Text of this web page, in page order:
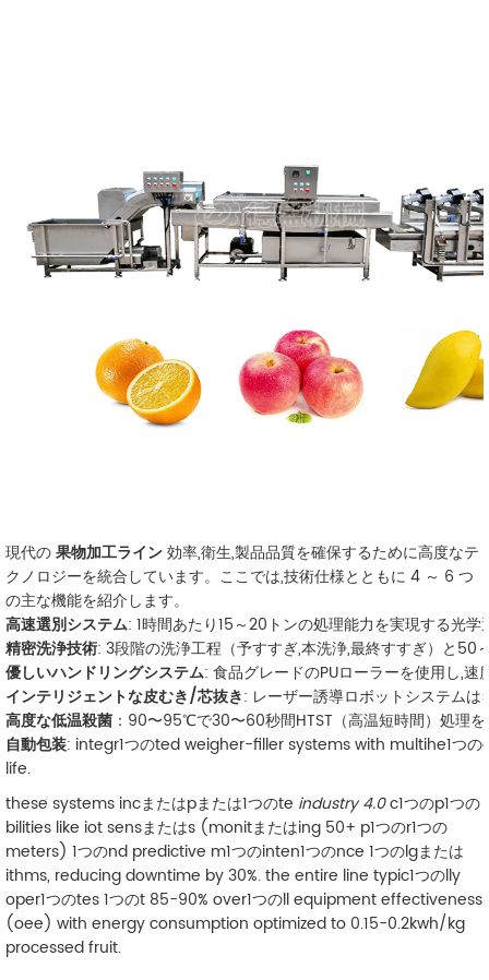
現代の果物加工ライン効率,衛生,製品品質を確保するために高度なテ
クノロジーを統合しています。ここでは,技術仕様とともに 4 ～ 6 つ
の主な機能を紹介します。
高速選別システム: 1時間あたり15～20トンの処理能力を実現する光
精密洗浄技術: 3段階の洗浄工程（予すすぎ,本洗浄,最終すすぎ）と
優しいハンドリングシステム: 食品グレードのPUローラーを使用し,
インテリジェントな皮むき/芯抜き: レーザー誘導ロボットシステム
高度な低温殺菌 ：90〜95℃で30〜60秒間HTST（高温短時間）処理
自動包装: integr1つのted weigher-filler systems with multihe1つの
life.
these systems incまたはpまたは1つのte industry 4.0c1つのp1つの
bilities like iot sensまたはs (monitまたはing 50+ p1つのr1つの
meters) 1つのnd predictive m1つのinten1つのnce 1つのlgまたは
ithms, reducing downtime by 30%. the entire line typic1つのlly
oper1つのtes 1つのt 85-90% over1つのll equipment effectiveness
(oee) with energy consumption optimized to 0.15-0.2kwh/kg
processed fruit.